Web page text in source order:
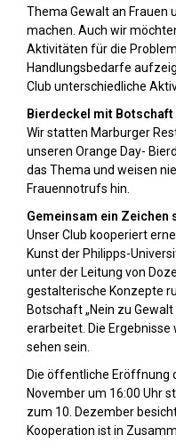
Thema Gewalt an Frauen
machen. Auch wir
Aktivitäten für die
Handlungsbedarfe
Club unterschiedliche
Bierdeckel mit Botschaft
Wir statten Marburger
unseren Orange Day-
das Thema und weisen
Frauennotrufs hin.
Gemeinsam ein Zeichen
Unser Club kooperiert
Kunst der Philipps-
unter der Leitung von
gestalterische Konzepte
Botschaft „Nein zu
erarbeitet. Die
sehen sein.
Die öffentliche Eröffnung
November um 16:00 Uhr
zum 10. Dezember
Kooperation ist in